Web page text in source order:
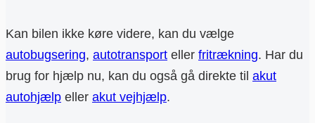
Kan bilen ikke køre videre, kan du vælge
autobugsering, autotransport eller fritrækning. Har du
brug for hjælp nu, kan du også gå direkte til akut
autohjælp eller akut vejhjælp.